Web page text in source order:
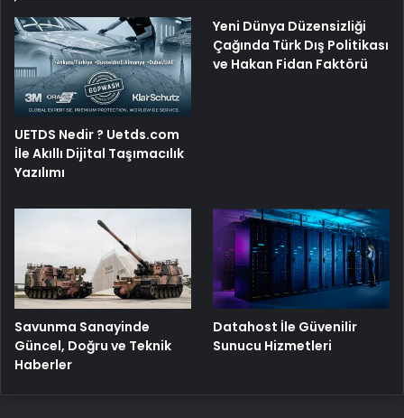
UETDS Nedir ? Uetds.com
İle Akıllı Dijital Taşımacılık
Yazılımı
Yeni Dünya Düzensizliği
Çağında Türk Dış Politikası
ve Hakan Fidan Faktörü
Savunma Sanayinde
Güncel, Doğru ve Teknik
Haberler
Datahost İle Güvenilir
Sunucu Hizmetleri